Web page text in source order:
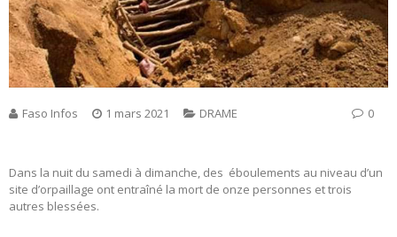
Faso Infos 1 mars 2021 DRAME 0
Dans la nuit du samedi à dimanche, des éboulements au niveau d’un
site d’orpaillage ont entraîné la mort de onze personnes et trois
autres blessées.